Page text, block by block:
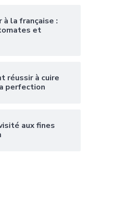
à la française :
et
réussir à cuire
perfection
aux fines